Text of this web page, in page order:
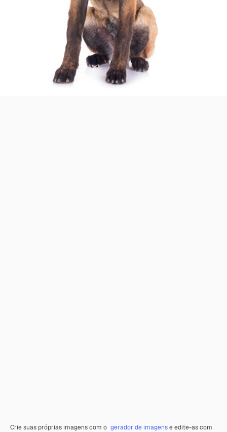
Crie suas próprias imagens com o gerador de imagense edite-as com